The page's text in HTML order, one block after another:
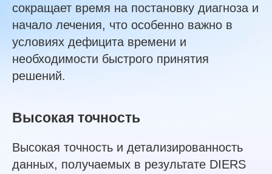
сокращает время на постановку диагноза и
начало лечения, что особенно важно в
условиях дефицита времени и
необходимости быстрого принятия
решений.
Высокая точность
Высокая точность и детализированность
данных, получаемых в результате DIERS